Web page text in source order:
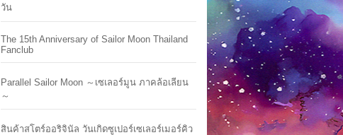
วัน
The 15th Anniversary of Sailor Moon Thailand
Fanclub
Parallel Sailor Moon ～เซเลอร์มูน ภาคล้อเลียน
～
สินค้าสโตร์ออริจินัล วันเกิดซูเปอร์เซเลอร์เมอร์คิว